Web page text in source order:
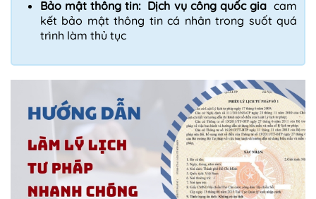
Bảo mật thông tin: Dịch vụ công quốc gia cam
kết bảo mật thông tin cá nhân trong suốt quá
trình làm thủ tục